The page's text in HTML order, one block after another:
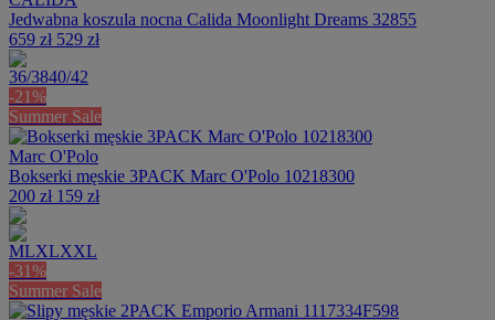
Jedwabna koszula nocna Calida Moonlight Dreams 32855
659 zł 529 zł
36/3840/42
-21%
Summer Sale
Marc O'Polo
Bokserki męskie 3PACK Marc O'Polo 10218300
200 zł 159 zł
MLXLXXL
-31%
Summer Sale